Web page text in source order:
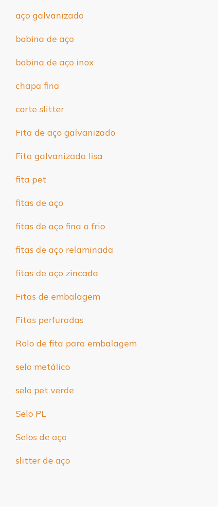
aço galvanizado
bobina de aço
bobina de aço inox
chapa fina
corte slitter
Fita de aço galvanizado
Fita galvanizada lisa
fita pet
fitas de aço
fitas de aço fina a frio
fitas de aço relaminada
fitas de aço zincada
Fitas de embalagem
Fitas perfuradas
Rolo de fita para embalagem
selo metálico
selo pet verde
Selo PL
Selos de aço
slitter de aço